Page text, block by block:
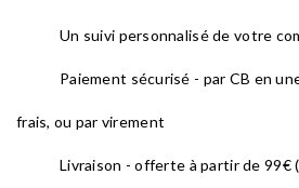
Un suivi personnalisé de votre
Paiement sécurisé - par CB en
frais, ou par virement
Livraison - offerte à partir de 99€